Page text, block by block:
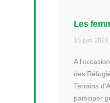
Les
16 juin 2024
A
des
Terrains
participer